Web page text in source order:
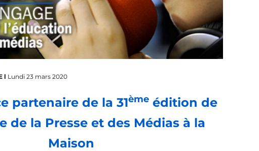
l Lundi 23 mars 2020
partenaire de la 31èmeédition de
de la Presse et des Médias à la
Maison